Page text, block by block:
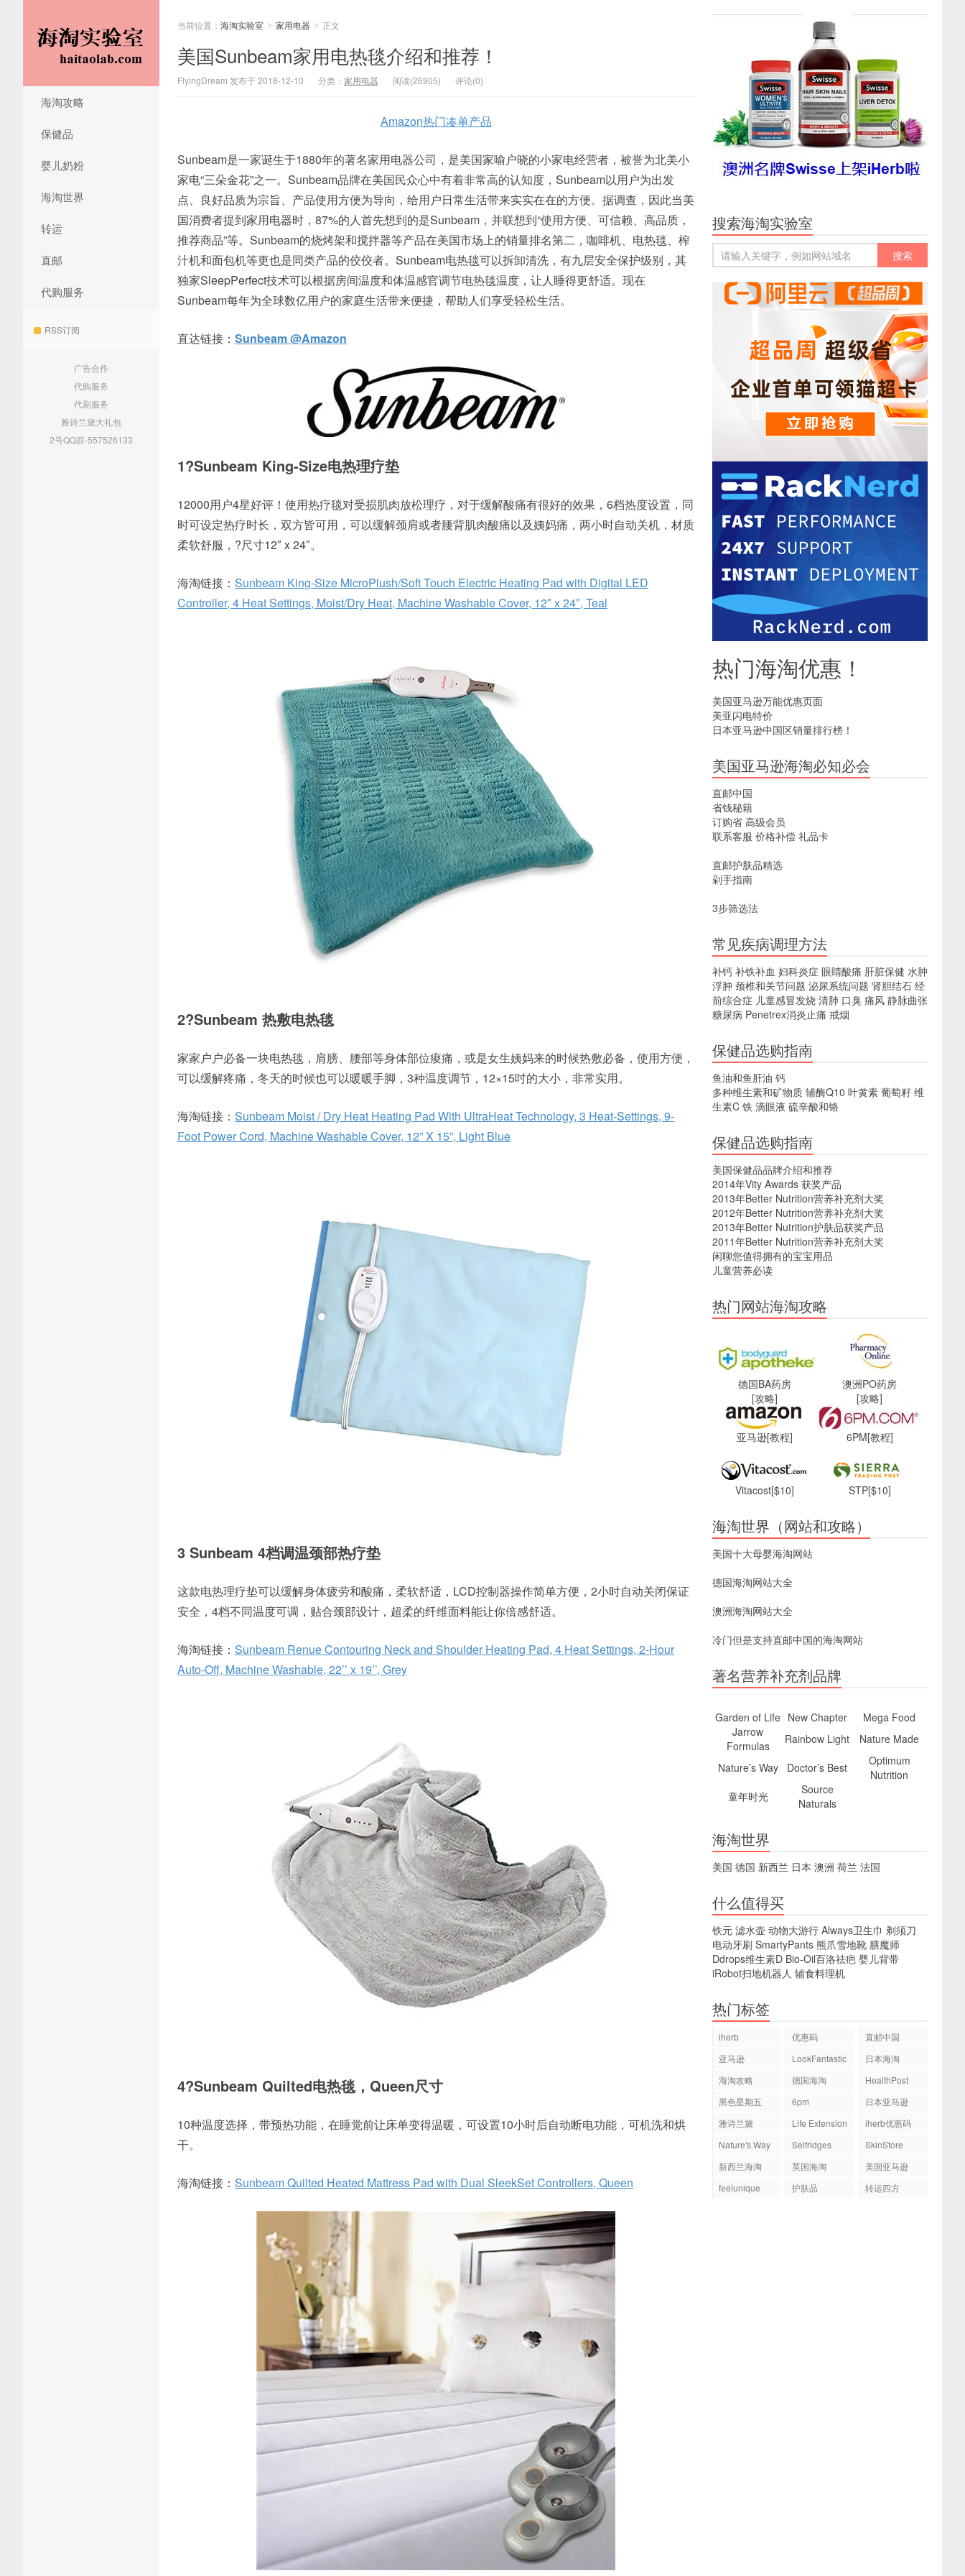
海淘攻略
保健品
婴儿奶粉
海淘世界
转运
直邮
代购服务
RSS订阅
广告合作
代购服务
代刷服务
雅诗兰黛大礼包
2号QQ群-557526133
当前位置： 海淘实验室 > 家用电器 > 正文
美国Sunbeam家用电热毯介绍和推荐！
FlyingDream 发布于 2018-12-10 分类： 家用电器 阅读(26905) 评论(0)
Amazon热门凑单产品
Sunbeam是一家诞生于1880年的著名家用电器公司，是美国家喻户晓的小家电经营者，被誉为北美小
家电“三朵金花”之一。Sunbeam品牌在美国民众心中有着非常高的认知度，Sunbeam以用户为出发
点、良好品质为宗旨、产品使用方便为导向，给用户日常生活带来实实在在的方便。据调查，因此当美
国消费者提到家用电器时，87%的人首先想到的是Sunbeam，并联想到“使用方便、可信赖、高品质，
推荐商品”等。Sunbeam的烧烤架和搅拌器等产品在美国市场上的销量排名第二，咖啡机、电热毯、榨
汁机和面包机等更也是同类产品的佼佼者。Sunbeam电热毯可以拆卸清洗，有九层安全保护级别，其
独家SleepPerfect技术可以根据房间温度和体温感官调节电热毯温度，让人睡得更舒适。现在
Sunbeam每年为全球数亿用户的家庭生活带来便捷，帮助人们享受轻松生活。
直达链接： Sunbeam @Amazon
1?Sunbeam King-Size电热理疗垫
12000用户4星好评！使用热疗毯对受损肌肉放松理疗，对于缓解酸痛有很好的效果，6档热度设置，同
时可设定热疗时长，双方皆可用，可以缓解颈肩或者腰背肌肉酸痛以及姨妈痛，两小时自动关机，材质
柔软舒服，?尺寸12″ x 24″。
海淘链接： Sunbeam King-Size MicroPlush/Soft Touch Electric Heating Pad with Digital LED
Controller, 4 Heat Settings, Moist/Dry Heat, Machine Washable Cover, 12″ x 24″, Teal
2?Sunbeam 热敷电热毯
家家户户必备一块电热毯，肩膀、腰部等身体部位痠痛，或是女生姨妈来的时候热敷必备，使用方便，
可以缓解疼痛，冬天的时候也可以暖暖手脚，3种温度调节，12×15吋的大小，非常实用。
海淘链接： Sunbeam Moist / Dry Heat Heating Pad With UltraHeat Technology, 3 Heat-Settings, 9-
Foot Power Cord, Machine Washable Cover, 12” X 15”, Light Blue
3 Sunbeam 4档调温颈部热疗垫
这款电热理疗垫可以缓解身体疲劳和酸痛，柔软舒适，LCD控制器操作简单方便，2小时自动关闭保证
安全，4档不同温度可调，贴合颈部设计，超柔的纤维面料能让你倍感舒适。
海淘链接： Sunbeam Renue Contouring Neck and Shoulder Heating Pad, 4 Heat Settings, 2-Hour
Auto-Off, Machine Washable, 22’’ x 19’’, Grey
4?Sunbeam Quilted电热毯，Queen尺寸
10种温度选择，带预热功能，在睡觉前让床单变得温暖，可设置10小时后自动断电功能，可机洗和烘
干。
海淘链接： Sunbeam Quilted Heated Mattress Pad with Dual SleekSet Controllers, Queen
搜索海淘实验室
热门海淘优惠！
美国亚马逊万能优惠页面
美亚闪电特价
日本亚马逊中国区销量排行榜！
美国亚马逊海淘必知必会
直邮中国
省钱秘籍
订购省 高级会员
联系客服 价格补偿 礼品卡
直邮护肤品精选
剁手指南
3步筛选法
常见疾病调理方法
补钙 补铁补血 妇科炎症 眼睛酸痛 肝脏保健 水肿
浮肿 颈椎和关节问题 泌尿系统问题 肾胆结石 经
前综合症 儿童感冒发烧 清肺 口臭 痛风 静脉曲张
糖尿病 Penetrex消炎止痛 戒烟
保健品选购指南
鱼油和鱼肝油 钙
多种维生素和矿物质 辅酶Q10 叶黄素 葡萄籽 维
生素C 铁 滴眼液 硫辛酸和铬
保健品选购指南
美国保健品品牌介绍和推荐
2014年Vity Awards 获奖产品
2013年Better Nutrition营养补充剂大奖
2012年Better Nutrition营养补充剂大奖
2013年Better Nutrition护肤品获奖产品
2011年Better Nutrition营养补充剂大奖
闲聊您值得拥有的宝宝用品
儿童营养必读
热门网站海淘攻略
德国BA药房
[攻略]
澳洲PO药房
[攻略]
亚马逊[教程] 6PM[教程]
Vitacost[$10] STP[$10]
海淘世界（网站和攻略）
美国十大母婴海淘网站
德国海淘网站大全
澳洲海淘网站大全
冷门但是支持直邮中国的海淘网站
著名营养补充剂品牌
Garden of Life New Chapter
Mega Food
Jarrow
Formulas
Rainbow Light
Nature Made
Nature’s Way
Doctor’s Best
Optimum
Nutrition
童年时光
Source
Naturals
海淘世界
美国 德国 新西兰 日本 澳洲 荷兰 法国
什么值得买
铁元 滤水壶 动物大游行 Always卫生巾 剃须刀
电动牙刷 SmartyPants 熊爪雪地靴 膳魔师
Ddrops维生素D Bio-Oil百洛祛疤 婴儿背带
iRobot扫地机器人 辅食料理机
热门标签
iherb 优惠码
直邮中国
亚马逊
LookFantastic
日本海淘
海淘攻略
德国海淘
HealthPost
黑色星期五
6pm
日本亚马逊
雅诗兰黛
Life Extension
iherb优惠码
Nature's Way
Selfridges
SkinStore
新西兰海淘
英国海淘
美国亚马逊
feelunique
护肤品 转运四方